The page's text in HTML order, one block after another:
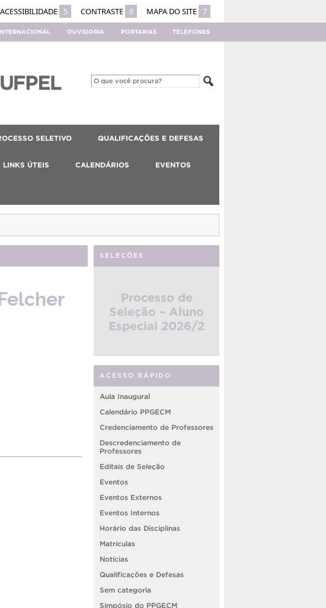
ACESSIBILIDADE 5 CONTRASTE 6 MAPA DO SITE 7
OUVIDORIA PORTARIAS TELEFONES
SELETIVO QUALIFICAÇÕES E DEFESAS
LINKS ÚTEIS CALENDÁRIOS EVENTOS
SELEÇÕES
Processo de
Seleção – Aluno
Especial 2026/2
ACESSO RÁPIDO
Aula Inaugural
Calendário PPGECM
Credenciamento de Professores
Descredenciamento de
Professores
Editais de Seleção
Eventos
Eventos Externos
Eventos Internos
Horário das Disciplinas
Matrículas
Notícias
Qualificações e Defesas
Sem categoria
Simpósio do PPGECM